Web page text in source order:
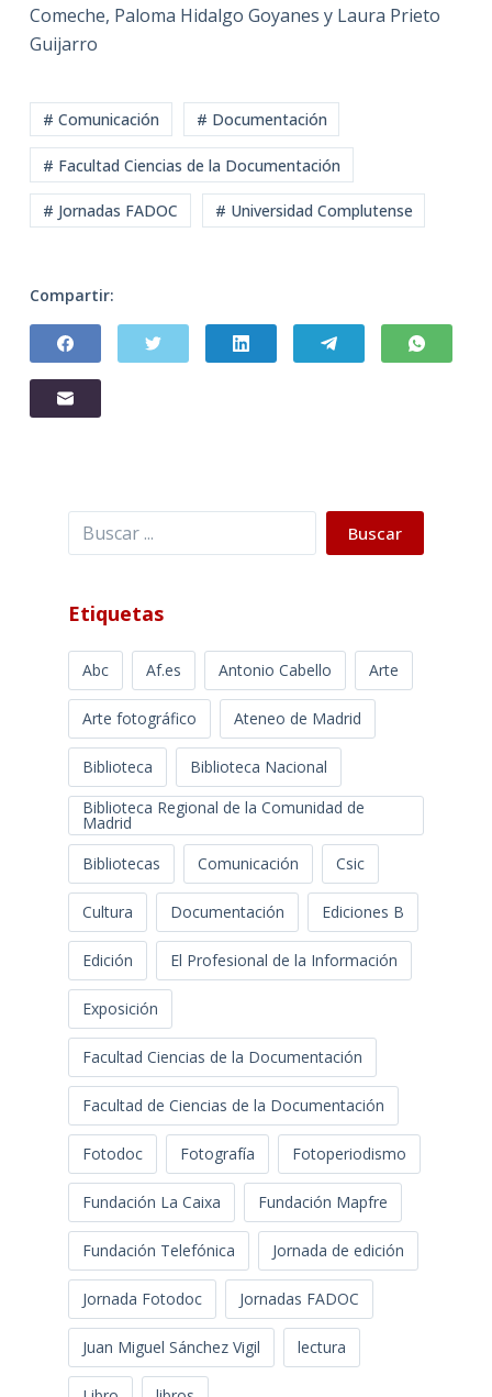
Comeche, Paloma Hidalgo Goyanes y Laura Prieto
Guijarro
# Comunicación # Documentación
# Facultad Ciencias de la Documentación
# Jornadas FADOC # Universidad Complutense
Compartir:
Buscar Buscar
Etiquetas
Abc Af.es Antonio Cabello Arte
Arte fotográfico Ateneo de Madrid
Biblioteca
Biblioteca Nacional
Biblioteca Regional de la Comunidad de
Madrid
Bibliotecas
Comunicación Csic
Cultura Documentación Ediciones B
Edición El Profesional de la Información
Exposición
Facultad Ciencias de la Documentación
Facultad de Ciencias de la Documentación
Fotodoc Fotografía Fotoperiodismo
Fundación La Caixa Fundación Mapfre
Fundación Telefónica Jornada de edición
Jornada Fotodoc Jornadas FADOC
Juan Miguel Sánchez Vigil lectura